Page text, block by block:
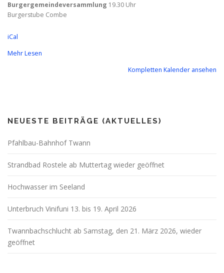
Burgergemeindeversammlung 19.30 Uhr
Burgerstube Combe
iCal
Mehr Lesen
Kompletten Kalender ansehen
NEUESTE BEITRÄGE (AKTUELLES)
Pfahlbau-Bahnhof Twann
Strandbad Rostele ab Muttertag wieder geöffnet
Hochwasser im Seeland
Unterbruch Vinifuni 13. bis 19. April 2026
Twannbachschlucht ab Samstag, den 21. März 2026, wieder
geöffnet